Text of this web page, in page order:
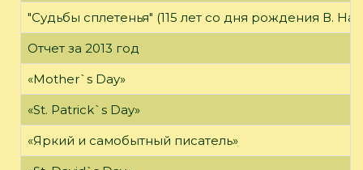
"Судьбы сплетенья" (115 лет со дня рождения В.
Отчет за 2013 год
«Mother`s Day»
«St. Patrick`s Day»
«Яркий и самобытный писатель»